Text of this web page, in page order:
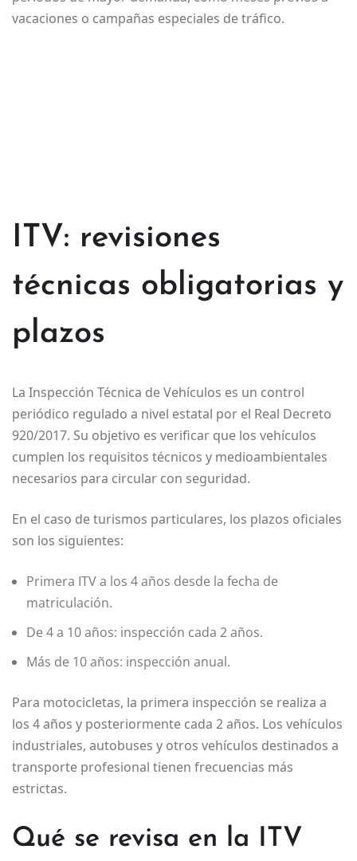
vacaciones o campañas especiales de tráfico.
ITV: revisiones
técnicas obligatorias y
plazos
La Inspección Técnica de Vehículos es un control
periódico regulado a nivel estatal por el Real Decreto
920/2017. Su objetivo es verificar que los vehículos
cumplen los requisitos técnicos y medioambientales
necesarios para circular con seguridad.
En el caso de turismos particulares, los plazos oficiales
son los siguientes:
Primera ITV a los 4 años desde la fecha de
matriculación.
De 4 a 10 años: inspección cada 2 años.
Más de 10 años: inspección anual.
Para motocicletas, la primera inspección se realiza a
los 4 años y posteriormente cada 2 años. Los vehículos
industriales, autobuses y otros vehículos destinados a
transporte profesional tienen frecuencias más
estrictas.
Qué se revisa en la ITV